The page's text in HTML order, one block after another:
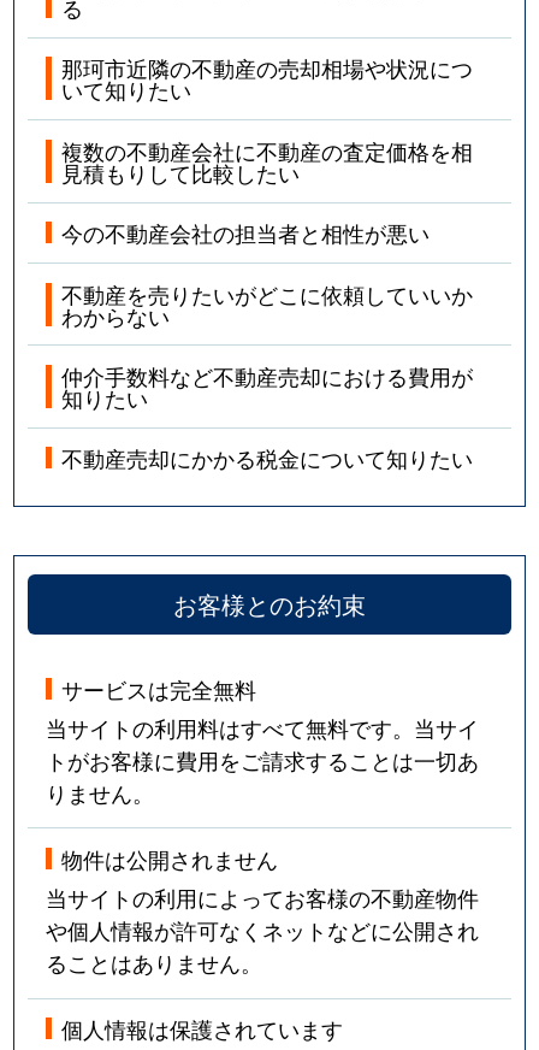
る
那珂市近隣の不動産の売却相場や状況につ
いて知りたい
複数の不動産会社に不動産の査定価格を相
見積もりして比較したい
今の不動産会社の担当者と相性が悪い
不動産を売りたいがどこに依頼していいか
わからない
仲介手数料など不動産売却における費用が
知りたい
不動産売却にかかる税金について知りたい
お客様とのお約束
サービスは完全無料
当サイトの利用料はすべて無料です。当サイ
トがお客様に費用をご請求することは一切あ
りません。
物件は公開されません
当サイトの利用によってお客様の不動産物件
や個人情報が許可なくネットなどに公開され
ることはありません。
個人情報は保護されています